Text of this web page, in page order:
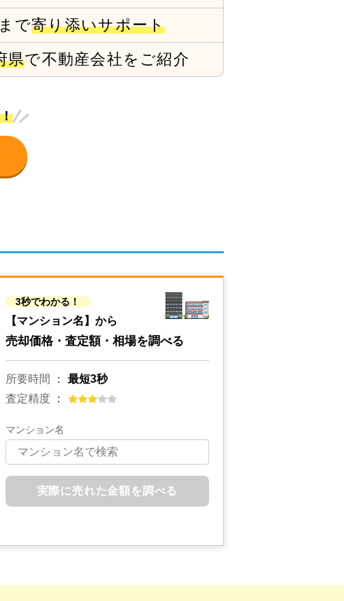
で寄り添いサポート
県で不動産会社をご紹介
3秒でわかる！
【マンション名】から
売却価格・査定額・相場を調べる
所要時間
最短3秒
査定精度
マンション名
実際に売れた金額を調べる